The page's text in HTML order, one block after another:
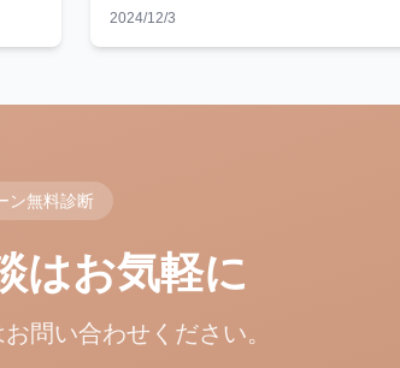
・
なら、作業員を危険にさらすことな
2024/12/3
ン無料診断
はお気軽に
問い合わせください。